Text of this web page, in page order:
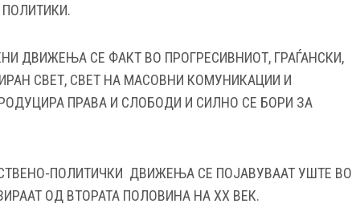
ДВИЖЕЊА СЕ ФАКТ ВО ПРОГРЕСИВНИОТ, ГРАЃАНСКИ,
СВЕТ, СВЕТ НА МАСОВНИ КОМУНИКАЦИИ И
ПРАВА И СЛОБОДИ И СИЛНО СЕ БОРИ ЗА
ПОЛИТИЧКИ ДВИЖЕЊА СЕ ПОЈАВУВААТ УШТЕ ВО
ОД ВТОРАТА ПОЛОВИНА НА ХХ ВЕК.